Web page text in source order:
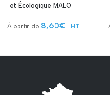
et Écologique MALO
8,60€ HT